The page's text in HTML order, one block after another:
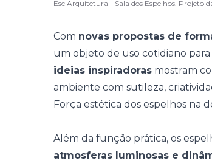
Esc Arquitetura - Sala dos Espelhos. Projeto
Com novas propostas de
um objeto de uso cotidiano
ideias inspiradoras mostram
ambiente com sutileza,
Força estética dos espelhos na
Além da função prática, os
atmosferas luminosas e